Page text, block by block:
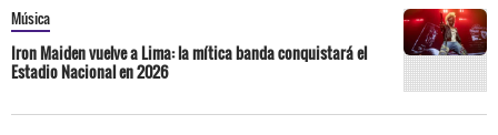
Música
Iron Maiden vuelve a Lima: la mítica banda conquistará el
Estadio Nacional en 2026